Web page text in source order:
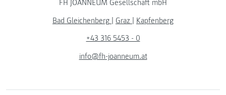
FH JOANNEUM Gesellschaft mbH
Bad Gleichenberg | Graz | Kapfenberg
+43 316 5453 - 0
info@fh-joanneum.at